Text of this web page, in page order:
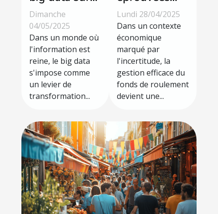
les décisions
stratégiques
en milieu
d'affaires
Dimanche
04/05/2025
Dans un monde où
l'information est
reine, le big data
s'impose comme
un levier de
transformation...
pour
optimiser
votre fonds
de roulement
en période
d'incertitude
économique
Lundi 28/04/2025
Dans un contexte
économique
marqué par
l'incertitude, la
gestion efficace du
fonds de roulement
devient une...